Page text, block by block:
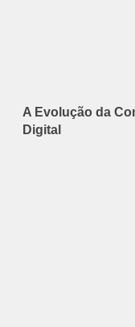
A Evolução da
Digital